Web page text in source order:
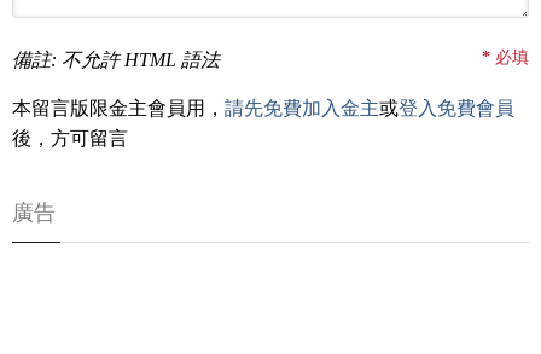
備註: 不允許 HTML 語法 * 必填
本留言版限金主會員用， 請先免費加入金主或登入免費會員
後，方可留言
廣告